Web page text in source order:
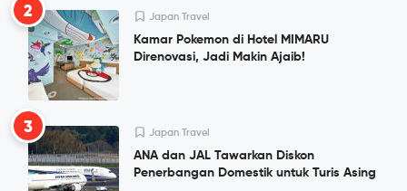
2 Japan Travel
Kamar Pokemon di Hotel MIMARU
Direnovasi, Jadi Makin Ajaib!
3 Japan Travel
ANA dan JAL Tawarkan Diskon
Penerbangan Domestik untuk Turis Asing